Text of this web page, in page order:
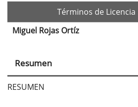
Términos de Licencia
Contenido
principal
del
artículo
Miguel Rojas Ortíz
Resumen
RESUMEN